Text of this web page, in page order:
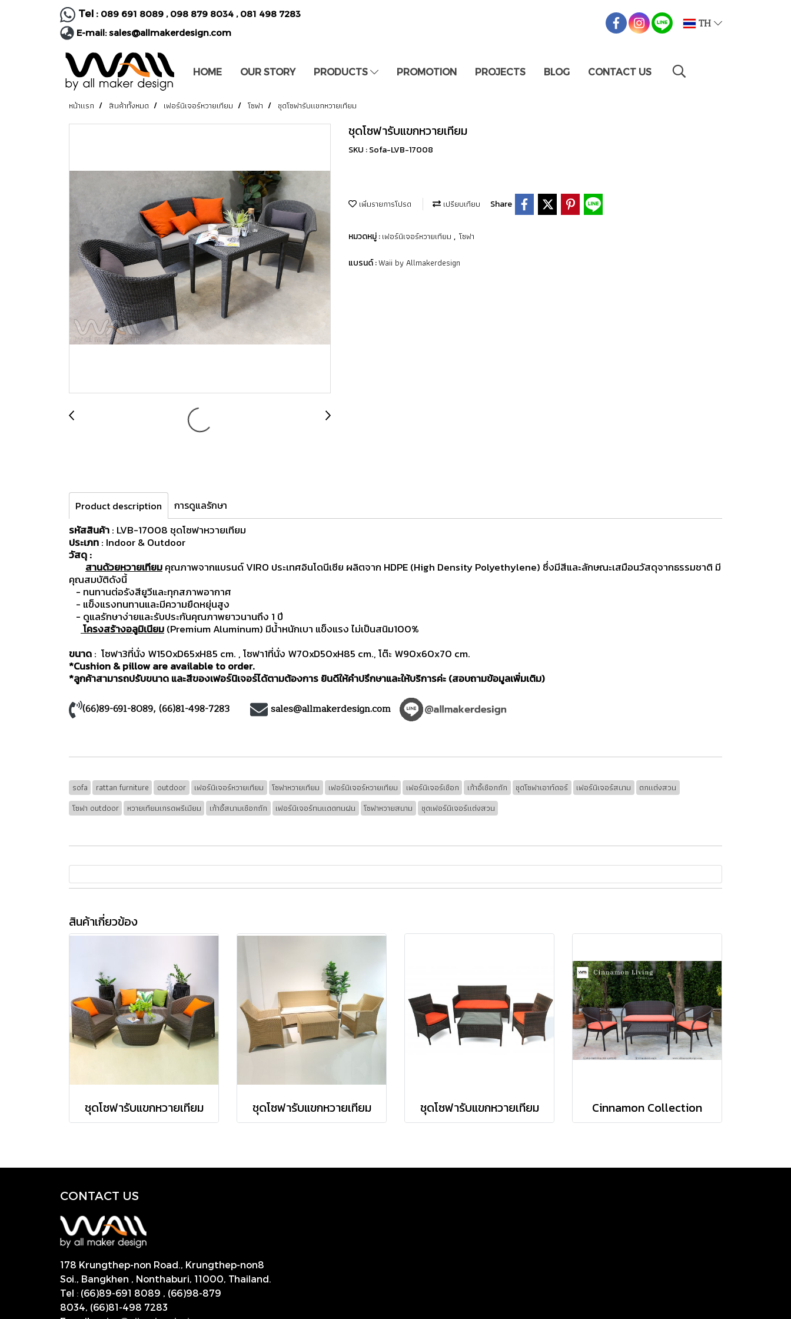
Tel : 089 691 8089 , 098 879 8034 , 081 498 7283
E-mail:sales@allmakerdesign.com
TH
HOME OUR STORY PRODUCTS PROMOTION PROJECTS BLOG CONTACT US
หน้าแรก สินค้าทั้งหมด เฟอร์นิเจอร์หวายเทียม โซฟา ชุดโซฟารับแขกหวายเทียม
ชุดโซฟารับแขกหวายเทียม
SKU : Sofa-LVB-17008
เพิ่มรายการโปรด เปรียบเทียบ Share
หมวดหมู่ :เฟอร์นิเจอร์หวายเทียม , โซฟา
แบรนด์ :Waii by Allmakerdesign
Product description การดูแลรักษา
รหัสสินค้า: LVB-17008 ชุดโซฟาหวายเทียม
ประเภท: Indoor & Outdoor
วัสดุ :
สานด้วยหวายเทียมคุณภาพจากแบรนด์ VIRO ประเทศอินโดนีเซีย ผลิตจาก HDPE (High Density Polyethylene) ซึ่งมีสีและลักษณะเสมือนวัสดุจากธรรมชาติ มี
คุณสมบัติดังนี้
- ทนทานต่อรังสียูวีและทุกสภาพอากาศ
- แข็งแรงทนทานและมีความยืดหยุ่นสูง
- ดูแลรักษาง่ายและรับประกันคุณภาพยาวนานถึง 1 ปี
โครงสร้างอลูมิเนียม(Premium Aluminum) มีน้ำหนักเบา แข็งแรง ไม่เป็นสนิม100%
ขนาด: โซฟา3ที่นั่ง W150xD65xH85 cm. , โซฟา1ที่นั่ง W70xD50xH85 cm., โต๊ะ W90x60x70 cm.
*Cushion & pillow are available to order.
*ลูกค้าสามารถปรับขนาด และสีของเฟอร์นิเจอร์ได้ตามต้องการ ยินดีให้คำปรึกษาและให้บริการค่ะ (สอบถามข้อมูลเพิ่มเติม)
(66)89-691-8089, (66)81-498-7283 sales@allmakerdesign.com
sofa rattan furniture outdoor เฟอร์นิเจอร์หวายเทียม โซฟาหวายเทียม เฟอร์นิเจอร์หวายเทียม เฟอร์นิเจอร์เชือก เก้าอี้เชือกถัก ชุดโซฟาเอาท์ดอร์ เฟอร์นิเจอร์สนาม
ตกแต่งสวน
โซฟา outdoor
หวายเทียมเกรดพรีเมียม เก้าอี้สนามเชือกถัก เฟอร์นิเจอร์ทนแดดทนฝน โซฟาหวายสนาม ชุดเฟอร์นิเจอร์แต่งสวน
สินค้าเกี่ยวข้อง
ชุดโซฟารับแขกหวายเทียม ชุดโซฟารับแขกหวายเทียม ชุดโซฟารับแขกหวายเทียม Cinnamon Collection
CONTACT US
178 Krungthep-non Road., Krungthep-non8
Soi., Bangkhen , Nonthaburi, 11000, Thailand.
Tel : (66)89-691 8089 , (66)98-879
8034, (66)81-498 7283